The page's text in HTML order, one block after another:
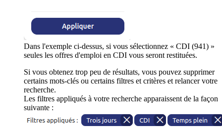
Dans l'exemple ci-dessus, si vous sélectionnez « CDI (941) »
seules les offres d'emploi en CDI vous seront restituées.
Si vous obtenez trop peu de résultats, vous pouvez supprimer
certains mots-clés ou certains filtres et critères et relancer votre
recherche.
Les filtres appliqués à votre recherche apparaissent de la façon
suivante :